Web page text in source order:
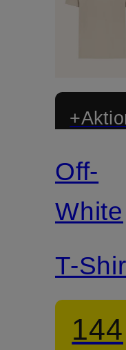
Off-
White
T-